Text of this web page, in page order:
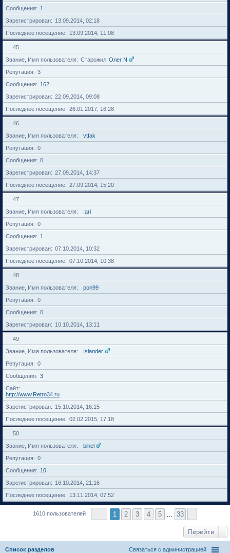
Сообщения
1
Зарегистрирован
13.09.2014, 02:18
Последнее посещение
13.09.2014, 11:08
45
Звание, Имя пользователя
Старожил Олег N
Репутация
3
Сообщения
162
Зарегистрирован
22.09.2014, 09:08
Последнее посещение
26.01.2017, 16:28
46
Звание, Имя пользователя
vtfak
Репутация
0
Сообщения
0
Зарегистрирован
27.09.2014, 14:37
Последнее посещение
27.09.2014, 15:20
47
Звание, Имя пользователя
Iari
Репутация
0
Сообщения
1
Зарегистрирован
07.10.2014, 10:32
Последнее посещение
07.10.2014, 10:38
48
Звание, Имя пользователя
pon99
Репутация
0
Сообщения
0
Зарегистрирован
10.10.2014, 13:11
49
Звание, Имя пользователя
Islander
Репутация
0
Сообщения
3
Сайт
http://www.Retro34.ru
Зарегистрирован
15.10.2014, 16:15
Последнее посещение
02.02.2015, 17:18
50
Звание, Имя пользователя
bihel
Репутация
0
Сообщения
10
Зарегистрирован
16.10.2014, 21:16
Последнее посещение
13.11.2014, 07:52
1610 пользователей 1 2 3 4 5 33
Перейти
Список разделов Связаться с администрацией